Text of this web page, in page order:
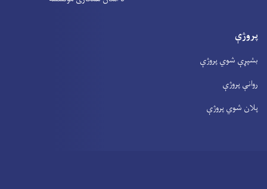
پروژې
بشپړې شوي پروژې
روانې پروژې
پلان شوي پروژې